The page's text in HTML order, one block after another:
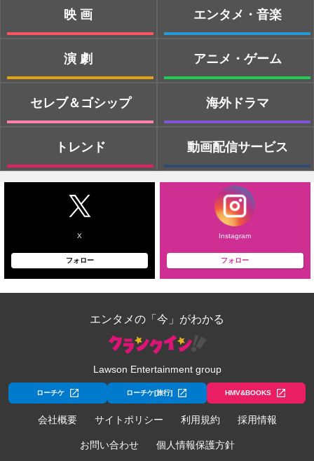
映画
演劇
セレブ＆ゴシップ
トレンド
エンタメ・音楽
アニメ・ゲーム
海外ドラマ
動画配信サービス
X
フォロー
Instagram
フォロー
エンタメの「今」がわかる
Lawson Entertainment group
ローチケ ローチケ[旅行] HMV&BOOKS
会社概要 サイトポリシー 利用規約 採用情報
お問い合わせ 個人情報保護方針